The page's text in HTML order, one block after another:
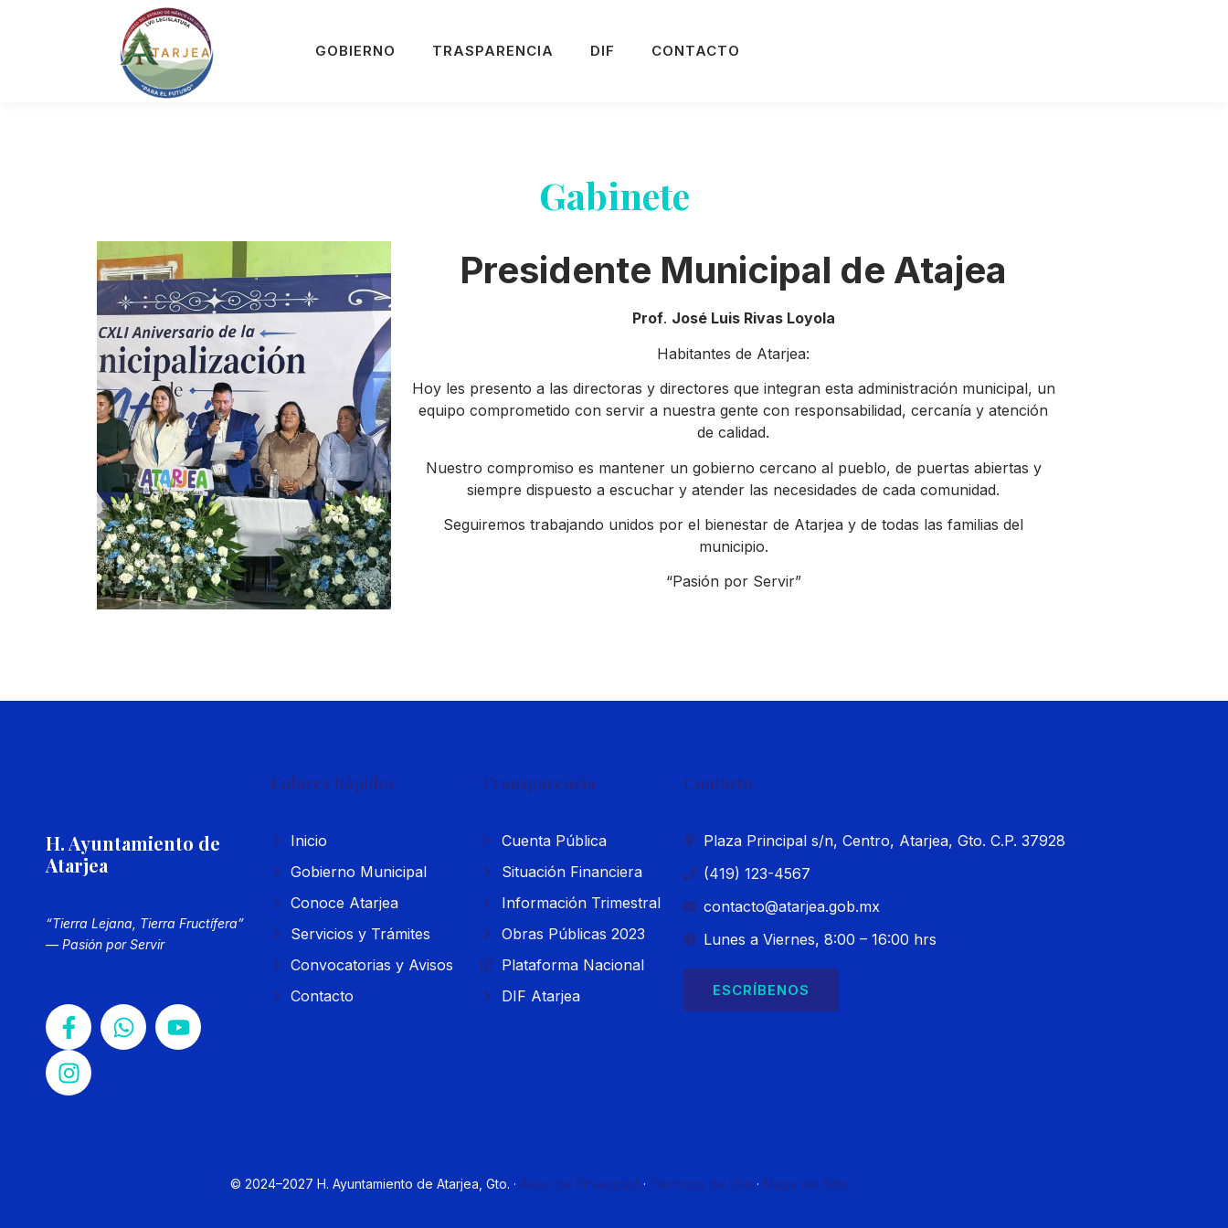
GOBIERNO TRASPARENCIA DIF CONTACTO
Gabinete
Presidente Municipal de Atajea
Prof. José Luis Rivas Loyola
Habitantes de Atarjea:
Hoy les presento a las directoras y directores que integran esta administración municipal, un
equipo comprometido con servir a nuestra gente con responsabilidad, cercanía y atención
de calidad.
Nuestro compromiso es mantener un gobierno cercano al pueblo, de puertas abiertas y
siempre dispuesto a escuchar y atender las necesidades de cada comunidad.
Seguiremos trabajando unidos por el bienestar de Atarjea y de todas las familias del
municipio.
“Pasión por Servir”
H. Ayuntamiento de
Atarjea
“Tierra Lejana, Tierra Fructífera”
— Pasión por Servir
Enlaces Rápidos
Inicio
Gobierno Municipal
Conoce Atarjea
Servicios y Trámites
Convocatorias y Avisos
Contacto
Transparencia
Cuenta Pública
Situación Financiera
Información Trimestral
Obras Públicas 2023
Plataforma Nacional
DIF Atarjea
Contacto
Plaza Principal s/n, Centro, Atarjea, Gto. C.P. 37928
(419) 123-4567
contacto@atarjea.gob.mx
Lunes a Viernes, 8:00 – 16:00 hrs
ESCRÍBENOS
© 2024–2027 H. Ayuntamiento de Atarjea, Gto. · Aviso de Privacidad · Términos de Uso · Mapa del Sitio